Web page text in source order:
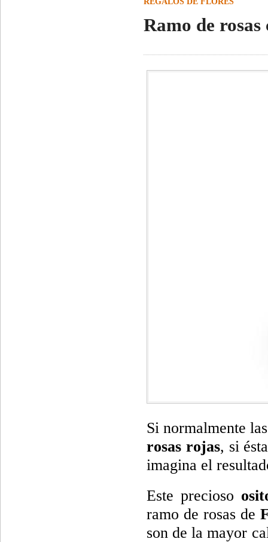
Ramo de
Si normalmente
rosas rojas, si
imagina el
Este precioso
ramo de rosas de
son de la mayor